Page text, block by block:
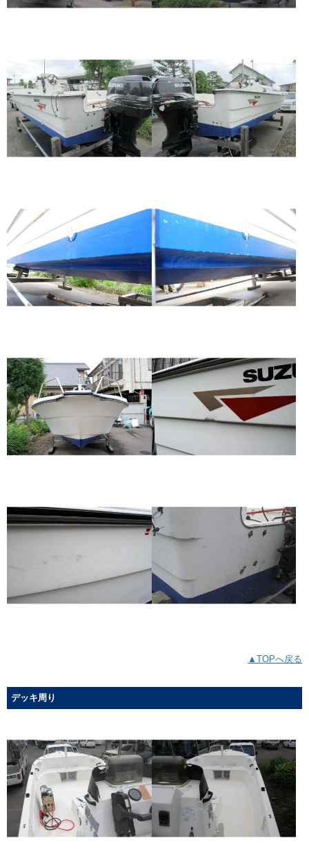
▲TOPへ戻る
デッキ周り